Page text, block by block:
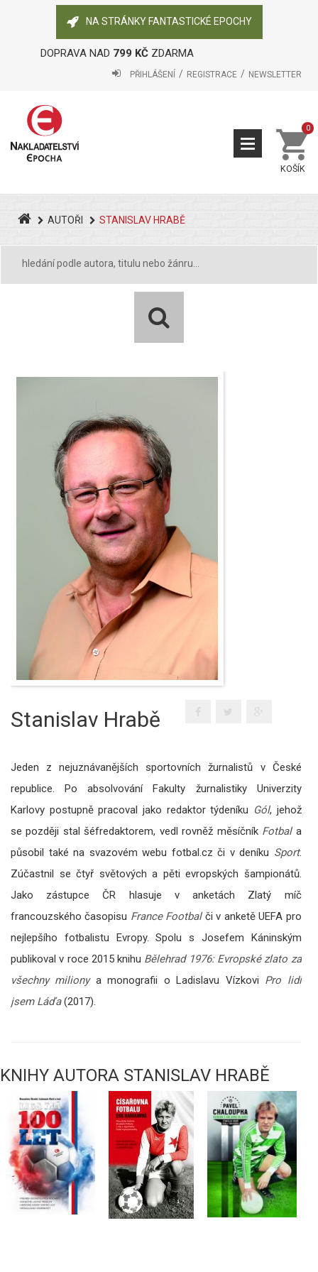
NA STRÁNKY FANTASTICKÉ EPOCHY
DOPRAVA NAD 799 KČZDARMA
PŘIHLÁŠENÍ REGISTRACE NEWSLETTER
KOŠÍK
0
AUTOŘI STANISLAV HRABĚ
Stanislav Hrabě
Jeden z nejuznávanějších sportovních žurnalistů v České
republice. Po absolvování Fakulty žurnalistiky Univerzity
Karlovy postupně pracoval jako redaktor týdeníku Gól, jehož
se později stal šéfredaktorem, vedl rovněž měsíčník Fotbala
působil také na svazovém webu fotbal.cz či v deníku Sport.
Zúčastnil se čtyř světových a pěti evropských šampionátů.
Jako zástupce ČR hlasuje v anketách Zlatý míč
francouzského časopisu France Footbalči v anketě UEFA pro
nejlepšího fotbalistu Evropy. Spolu s Josefem Káninským
publikoval v roce 2015 knihu Bělehrad 1976: Evropské zlato za
všechny milionya monografii o Ladislavu Vízkovi Pro lidi
jsem Láďa(2017).
KNIHY AUTORA STANISLAV HRABĚ